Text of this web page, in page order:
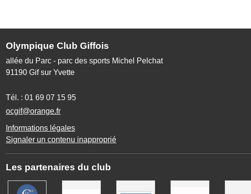
Olympique Club Giffois
allée du Parc - parc des sports Michel Pelchat
91190 Gif sur Yvette
Tél. : 01 69 07 15 95
ocgif@orange.fr
Informations légales
Signaler un contenu inapproprié
Les partenaires du club